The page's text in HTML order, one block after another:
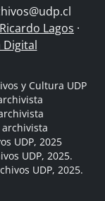
Lagos ·
Digital
y Cultura UDP
UDP, 2025
UDP, 2025.
UDP, 2025.